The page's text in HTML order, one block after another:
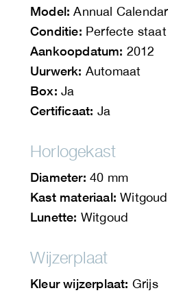
Model: Annual Calendar
Conditie: Perfecte staat
Aankoopdatum: 2012
Uurwerk: Automaat
Box: Ja
Certificaat: Ja
Horlogekast
Diameter: 40 mm
Kast materiaal: Witgoud
Lunette: Witgoud
Wijzerplaat
Kleur wijzerplaat: Grijs